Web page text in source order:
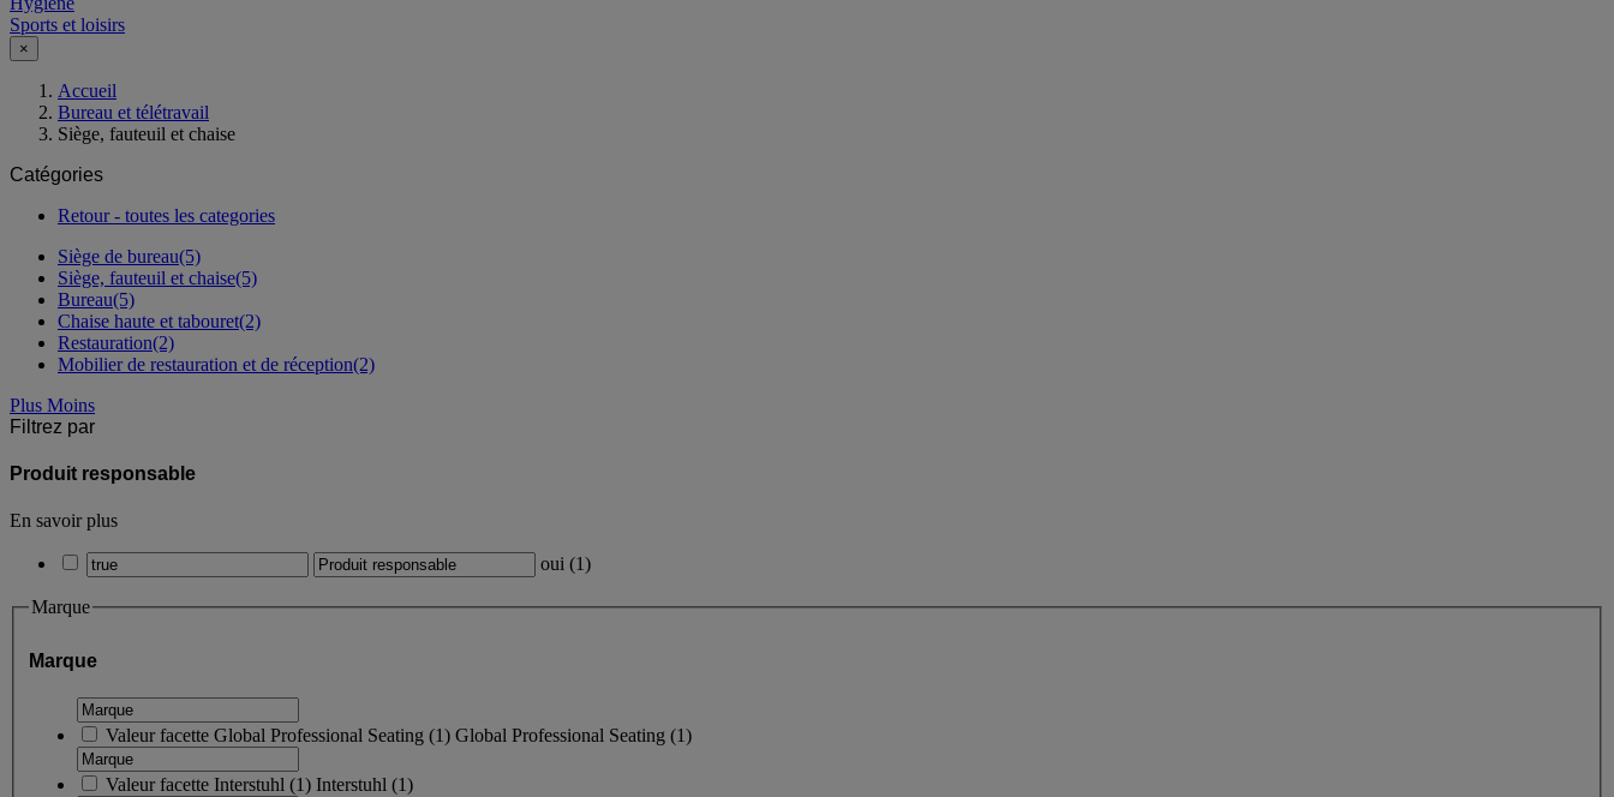
Sports et loisirs
×
Accueil
Bureau et télétravail
Siège, fauteuil et chaise
Catégories
Retour - toutes les categories
Siège de bureau(5)
Siège, fauteuil et chaise(5)
Bureau(5)
Chaise haute et tabouret(2)
Restauration(2)
Mobilier de restauration et de réception(2)
Plus Moins
Filtrez par
Produit responsable
En savoir plus
oui (1)
Marque
Marque
Valeur facette Global Professional Seating (1) Global Professional Seating (1)
Valeur facette Interstuhl (1) Interstuhl (1)